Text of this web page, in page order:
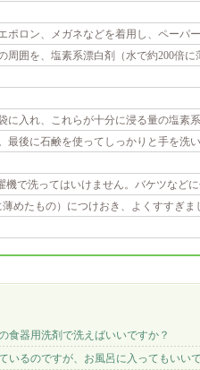
ポロン、メガネなどを着用し、ペーパ
周囲を、塩素系漂白剤（水で約200倍
に入れ、これらが十分に浸る量の塩素
後に石鹸を使ってしっかりと手を洗
で洗ってはいけません。バケツなど
めたもの）につけおき、よくすすぎま
食器用洗剤で洗えばいいですか？
いるのですが、お風呂に入ってもいい